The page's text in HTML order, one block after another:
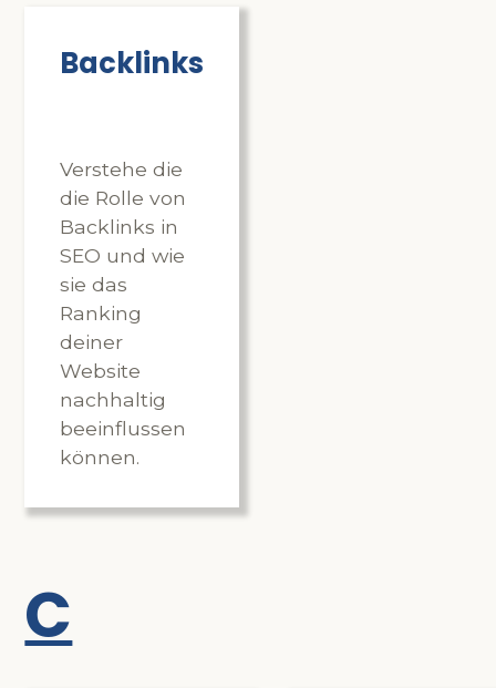
Backlinks
Verstehe die
die Rolle von
Backlinks in
SEO und wie
sie das
Ranking
deiner
Website
nachhaltig
beeinflussen
können.
C